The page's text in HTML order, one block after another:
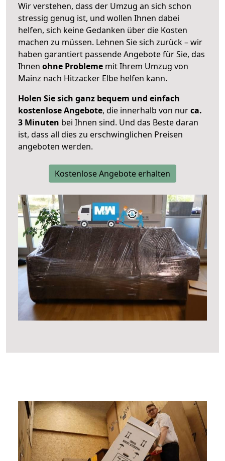
Wir verstehen, dass der Umzug an sich schon
stressig genug ist, und wollen Ihnen dabei
helfen, sich keine Gedanken über die Kosten
machen zu müssen. Lehnen Sie sich zurück – wir
haben garantiert passende Angebote für Sie, das
Ihnen ohne Probleme mit Ihrem Umzug von
Mainz nach Hitzacker Elbe helfen kann.
Holen Sie sich ganz bequem und einfach
kostenlose Angebote, die innerhalb von nurca.
3 Minuten bei Ihnen sind. Und das Beste daran
ist, dass all dies zu erschwinglichen Preisen
angeboten werden.
Kostenlose Angebote erhalten